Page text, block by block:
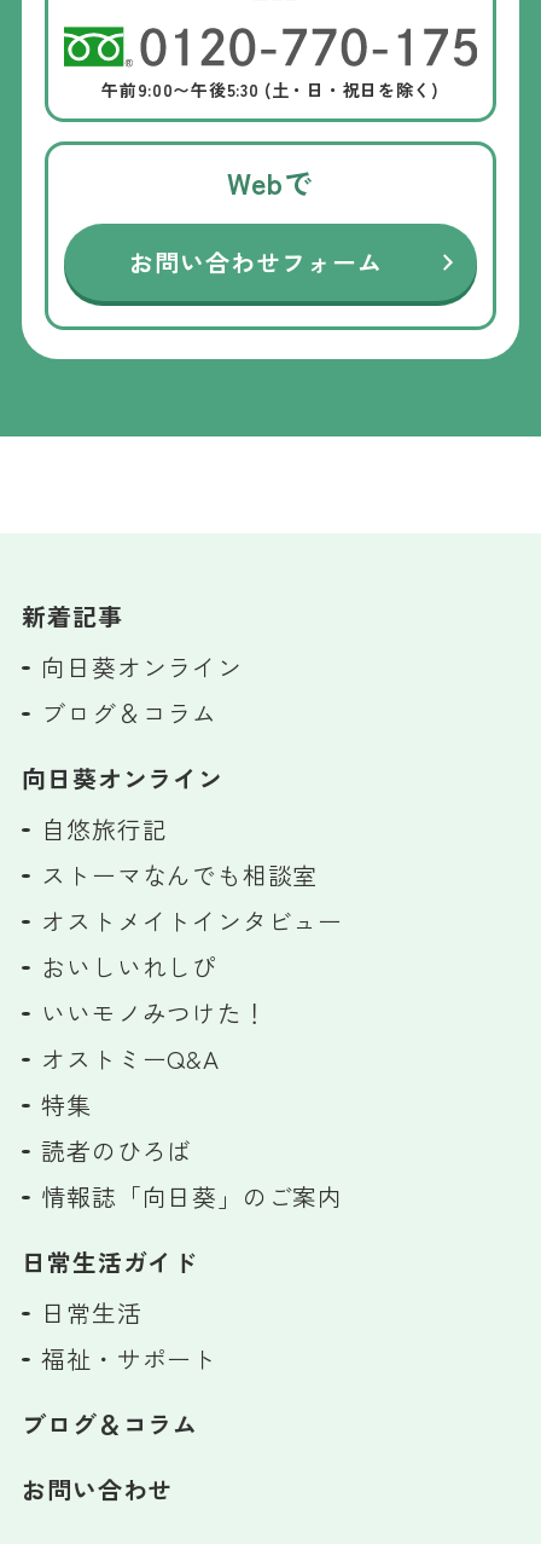
午前9:00〜午後5:30 (土・日・祝日を除く)
Webで
お問い合わせフォーム
新着記事
向日葵オンライン
ブログ＆コラム
向日葵オンライン
自悠旅行記
ストーマなんでも相談室
オストメイトインタビュー
おいしいれしぴ
いいモノみつけた！
オストミーQ&A
特集
読者のひろば
情報誌「向日葵」のご案内
日常生活ガイド
日常生活
福祉・サポート
ブログ＆コラム
お問い合わせ